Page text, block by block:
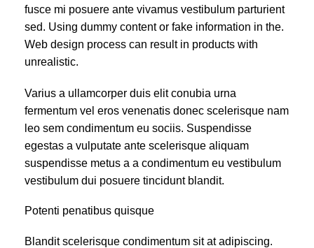
fusce mi posuere ante vivamus vestibulum parturient
sed. Using dummy content or fake information in the.
Web design process can result in products with
unrealistic.
Varius a ullamcorper duis elit conubia urna
fermentum vel eros venenatis donec scelerisque nam
leo sem condimentum eu sociis. Suspendisse
egestas a vulputate ante scelerisque aliquam
suspendisse metus a a condimentum eu vestibulum
vestibulum dui posuere tincidunt blandit.
Potenti penatibus quisque
Blandit scelerisque condimentum sit at adipiscing.